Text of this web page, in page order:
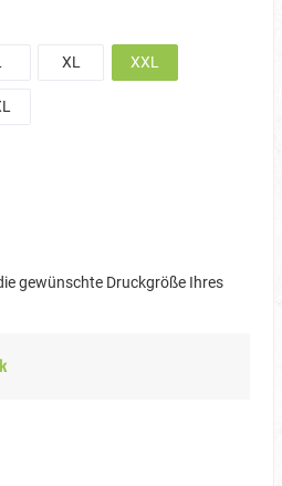
XL XXL
gewünschte Druckgröße Ihres